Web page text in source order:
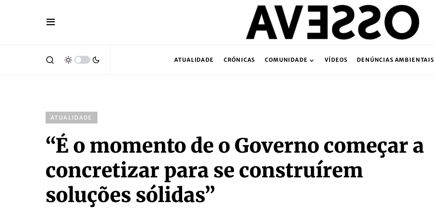
ATUALIDADE CRÓNICAS COMUNIDADE VÍDEOS DENÚNCIAS AMBIENTAIS
ATUALIDADE
“É o momento de o Governo começar a
concretizar para se construírem
soluções sólidas”